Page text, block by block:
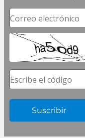
Correo electrónico
Escribe el código